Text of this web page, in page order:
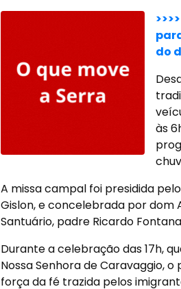
do
às
A missa campal foi presidida
Gislon, e concelebrada por dom
Santuário, padre Ricardo
Durante a celebração das 17h,
Nossa Senhora de Caravaggio,
força da fé trazida pelos